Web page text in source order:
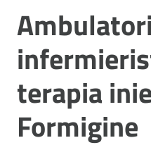
terapia
Formigine